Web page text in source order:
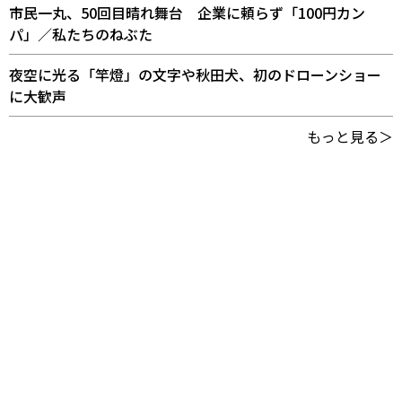
市民一丸、50回目晴れ舞台 企業に頼らず「100円カン
パ」／私たちのねぶた
夜空に光る「竿燈」の文字や秋田犬、初のドローンショー
に大歓声
もっと見る＞